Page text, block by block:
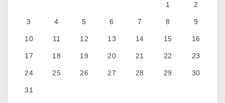
1
2
3 4 5 6 7 8 9
10 11 12 13 14 15 16
17 18 19 20 21 22 23
24 25 26 27 28 29 30
31